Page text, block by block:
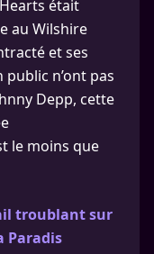
était
au Wilshire
et ses
n’ont pas
Depp, cette
le moins que
troublant sur
Paradis